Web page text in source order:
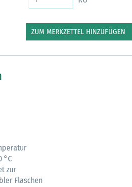
ZUM MERKZETTEL HINZUFÜGEN
°C
zur
Flaschen